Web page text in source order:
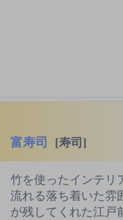
富寿司 [寿司]
竹を使ったインテリ
流れる落ち着いた雰
が残してくれた江戸